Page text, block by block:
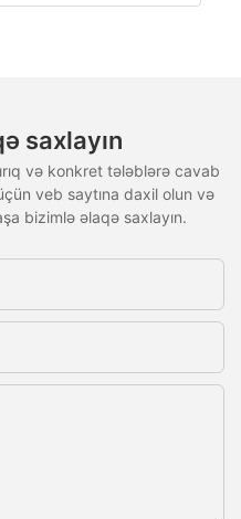
saxlayın
və konkret tələblərə cavab
veb saytına daxil olun və
bizimlə əlaqə saxlayın.